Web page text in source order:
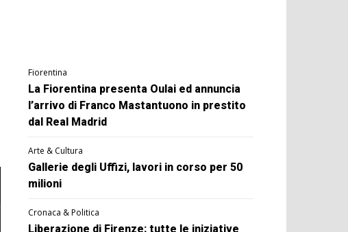
Fiorentina
La Fiorentina presenta Oulai ed annuncia
l’arrivo di Franco Mastantuono in prestito
dal Real Madrid
Arte & Cultura
Gallerie degli Uffizi, lavori in corso per 50
milioni
Cronaca & Politica
Liberazione di Firenze: tutte le iniziative